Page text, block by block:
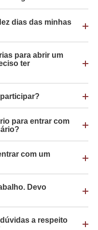
dias das minhas
para abrir um
ter
para entrar com
com um
Devo
a respeito